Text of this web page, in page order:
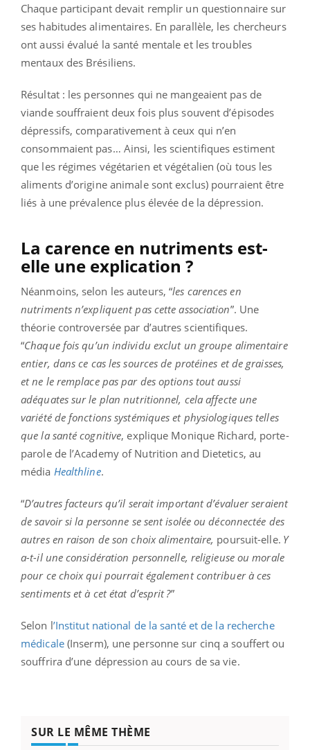
Chaque participant devait remplir un questionnaire sur
ses habitudes alimentaires. En parallèle, les chercheurs
ont aussi évalué la santé mentale et les troubles
mentaux des Brésiliens.
Résultat : les personnes qui ne mangeaient pas de
viande souffraient deux fois plus souvent d’épisodes
dépressifs, comparativement à ceux qui n’en
consommaient pas… Ainsi, les scientifiques estiment
que les régimes végétarien et végétalien (où tous les
aliments d’origine animale sont exclus) pourraient être
liés à une prévalence plus élevée de la dépression.
La carence en nutriments est-
elle une explication ?
Néanmoins, selon les auteurs, “les carences en
nutriments n’expliquent pas cette association”. Une
théorie controversée par d’autres scientifiques.
“Chaque fois qu’un individu exclut un groupe alimentaire
entier, dans ce cas les sources de protéines et de graisses,
et ne le remplace pas par des options tout aussi
adéquates sur le plan nutritionnel, cela affecte une
variété de fonctions systémiques et physiologiques telles
que la santé cognitive, explique Monique Richard, porte-
parole de l’Academy of Nutrition and Dietetics, au
média Healthline.
“D’autres facteurs qu’il serait important d’évaluer seraient
de savoir si la personne se sent isolée ou déconnectée des
autres en raison de son choix alimentaire, poursuit-elle. Y
a-t-il une considération personnelle, religieuse ou morale
pour ce choix qui pourrait également contribuer à ces
sentiments et à cet état d’esprit ?”
Selon l’Institut national de la santé et de la recherche
médicale(Inserm), une personne sur cinq a souffert ou
souffrira d’une dépression au cours de sa vie.
SUR LE MÊME THÈME